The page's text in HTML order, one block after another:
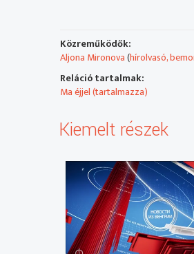
Közreműködők:
Aljona Mironova(hírolvasó,
Reláció tartalmak:
Ma éjjel (tartalmazza)
Kiemelt részek